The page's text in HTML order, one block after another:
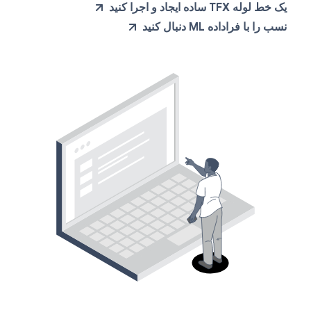
یک خط لوله TFX ساده ایجاد و اجرا کنید
نسب را با فراداده ML دنبال کنید